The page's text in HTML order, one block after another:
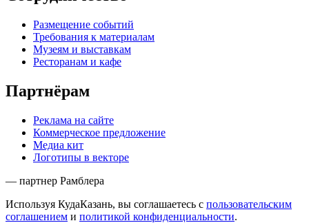
Размещение событий
Требования к материалам
Музеям и выставкам
Ресторанам и кафе
Партнёрам
Реклама на сайте
Коммерческое предложение
Медиа кит
Логотипы в векторе
— партнер Рамблера
Используя КудаКазань, вы соглашаетесь с пользовательским
соглашением и политикой конфиденциальности.